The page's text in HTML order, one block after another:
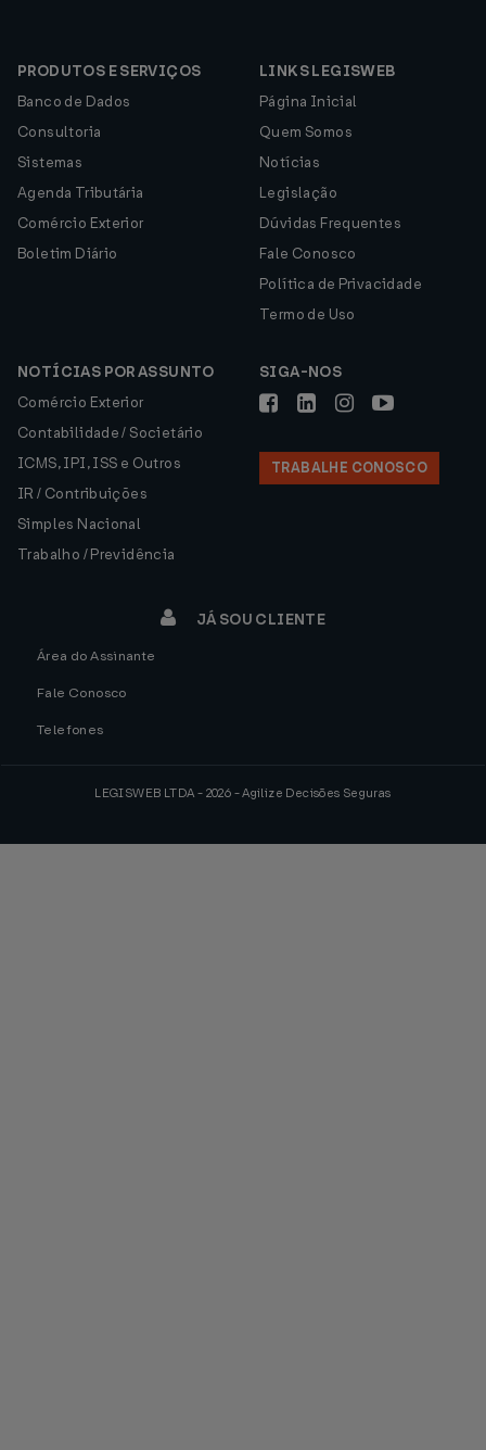
PRODUTOS E SERVIÇOS
Banco de Dados
Consultoria
Sistemas
Agenda Tributária
Comércio Exterior
Boletim Diário
LINKS LEGISWEB
Página Inicial
Quem Somos
Notícias
Legislação
Dúvidas Frequentes
Fale Conosco
Política de Privacidade
Termo de Uso
NOTÍCIAS POR ASSUNTO
Comércio Exterior
Contabilidade / Societário
ICMS, IPI, ISS e Outros
IR / Contribuições
Simples Nacional
Trabalho / Previdência
SIGA-NOS
TRABALHE CONOSCO
JÁ SOU CLIENTE
Área do Assinante
Fale Conosco
Telefones
LEGISWEB LTDA - 2026 - Agilize Decisões Seguras